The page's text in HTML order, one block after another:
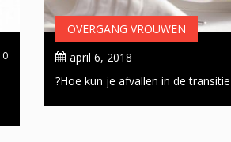
OVERGANG VROUWEN
april 6, 2018
Hoe kun je afvallen in de transitie?
0